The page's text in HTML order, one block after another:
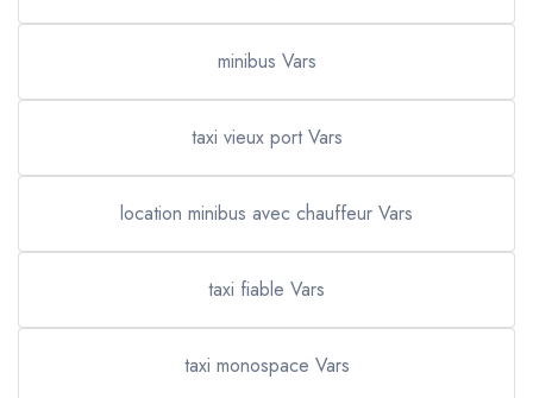
minibus Vars
taxi vieux port Vars
location minibus avec chauffeur Vars
taxi fiable Vars
taxi monospace Vars